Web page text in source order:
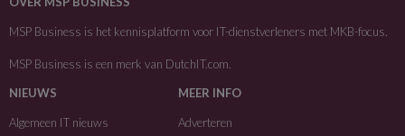
MSP Business is het kennisplatform voor IT-dienstverleners met MKB-focus.
MSP Business is een merk van DutchIT.com.
NIEUWS
Algemeen IT nieuws
MEER INFO
Adverteren